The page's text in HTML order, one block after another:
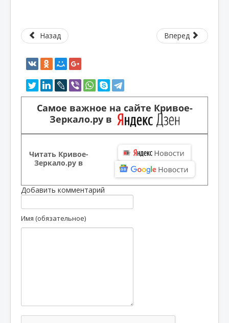
Назад Вперед
Самое важное на сайте Кривое-
Зеркало.ру в
Читать Кривое-
Зеркало.ру в
Добавить комментарий
Имя (обязательное)